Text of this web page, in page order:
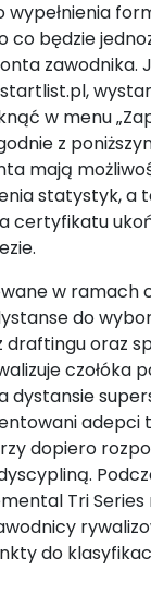
wypełnienia
co będzie
zawodnika.
w menu
z
mają
statystyk, a
certyfikatu
w ramach
do
draftingu oraz
czołóka
dystansie
adepci
dopiero
Tri
do